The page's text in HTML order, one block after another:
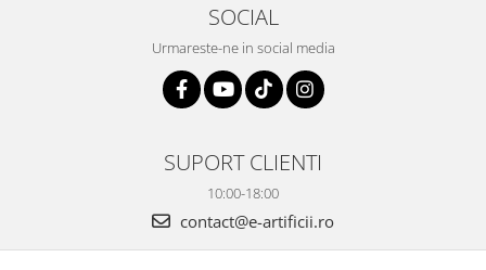
SOCIAL
Urmareste-ne in social media
SUPORT CLIENTI
10:00-18:00
contact@e-artificii.ro